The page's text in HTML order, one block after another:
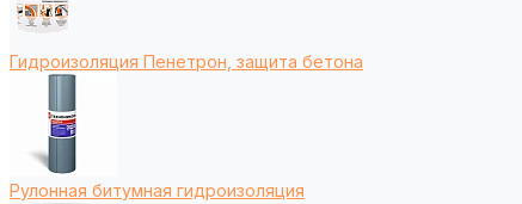
Гидроизоляция Пенетрон, защита бетона
Рулонная битумная гидроизоляция